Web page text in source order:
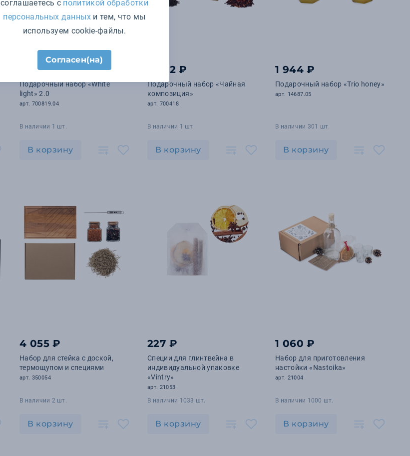
2 613 ₽
Подарочный набор «White
light» 2.0
арт. 700819.04
В наличии 1 шт.
В корзину
2 292 ₽
Подарочный набор «Чайная
композиция»
арт. 700418
В наличии 1 шт.
В корзину
1 944 ₽
Подарочный набор «Trio honey»
арт. 14687.05
В наличии 301 шт.
В корзину
4 055 ₽
Набор для стейка с доской,
термощупом и специями
арт. 350054
В наличии 2 шт.
В корзину
227 ₽
Специи для глинтвейна в
индивидуальной упаковке
«Vintry»
арт. 21053
В наличии 1033 шт.
В корзину
1 060 ₽
Набор для приготовления
настойки «Nastoika»
арт. 21004
В наличии 1000 шт.
В корзину
соглашаетесь с политикой обработки
персональных данныхи тем, что мы
используем cookie-файлы.
Согласен(на)